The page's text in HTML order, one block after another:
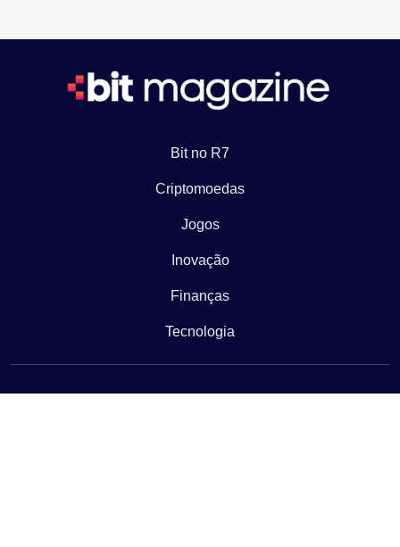
Bit no R7
Criptomoedas
Jogos
Inovação
Finanças
Tecnologia